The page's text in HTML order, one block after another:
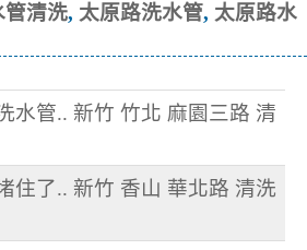
管清洗, 太原路洗水管, 太原路水
水管.. 新竹 竹北 麻園三路 清
住了.. 新竹 香山 華北路 清洗